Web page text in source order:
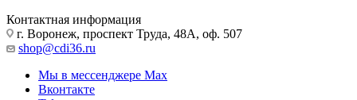
Контактная информация
г. Воронеж, проспект Труда, 48А, оф. 507
shop@cdi36.ru
Мы в мессенджере Max
Вконтакте